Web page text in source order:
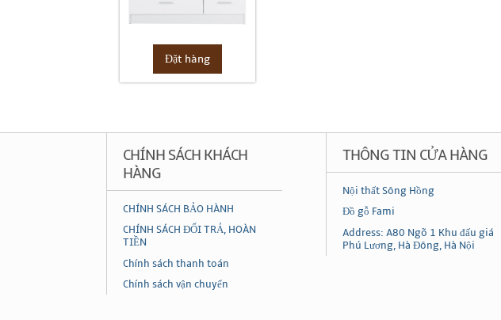
Đặt hàng
CHÍNH SÁCH KHÁCH
HÀNG
CHÍNH SÁCH BẢO HÀNH
CHÍNH SÁCH ĐỔI TRẢ, HOÀN
TIỀN
Chính sách thanh toán
Chính sách vận chuyển
THÔNG TIN CỬA HÀNG
Nội thất Sông Hồng
Đồ gỗ Fami
Address: A80 Ngõ 1 Khu đấu giá
Phú Lương, Hà Đông, Hà Nội